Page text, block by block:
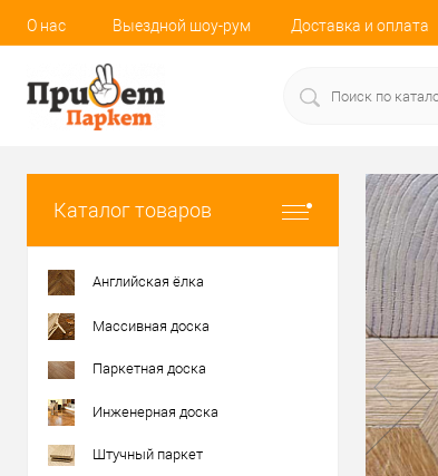
О нас Выездной шоу-рум Доставка и оплата
Каталог товаров
Английская ёлка
Массивная доска
Паркетная доска
Инженерная доска
Штучный паркет